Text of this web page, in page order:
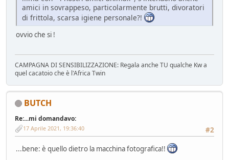
amici in sovrappeso, particolarmente brutti, divoratori
di frittola, scarsa igiene personale?!
ovvio che si !
CAMPAGNA DI SENSIBILIZZAZIONE: Regala anche TU qualche Kw a
quel cacatoio che è l'Africa Twin
BUTCH
Re:...mi domandavo:
#2
17 Aprile 2021, 19:36:40
...bene: è quello dietro la macchina fotografica!!